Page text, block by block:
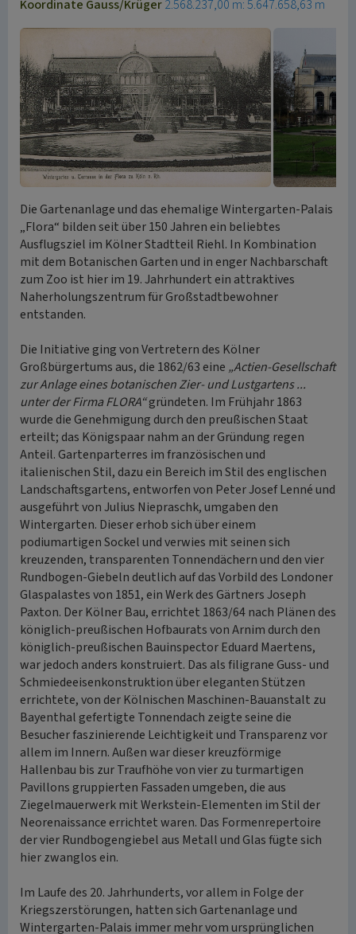
Koordinate Gauss/Krüger2.568.237,00 m: 5.647.658,63 m
Die Gartenanlage und das ehemalige Wintergarten-Palais
„Flora“ bilden seit über 150 Jahren ein beliebtes
Ausflugsziel im Kölner Stadtteil Riehl. In Kombination
mit dem Botanischen Garten und in enger Nachbarschaft
zum Zoo ist hier im 19. Jahrhundert ein attraktives
Naherholungszentrum für Großstadtbewohner
entstanden.
Die Initiative ging von Vertretern des Kölner
Großbürgertums aus, die 1862/63 eine „Actien-Gesellschaft
zur Anlage eines botanischen Zier- und Lustgartens ...
unter der Firma FLORA“gründeten. Im Frühjahr 1863
wurde die Genehmigung durch den preußischen Staat
erteilt; das Königspaar nahm an der Gründung regen
Anteil. Gartenparterres im französischen und
italienischen Stil, dazu ein Bereich im Stil des englischen
Landschaftsgartens, entworfen von Peter Josef Lenné und
ausgeführt von Julius Niepraschk, umgaben den
Wintergarten. Dieser erhob sich über einem
podiumartigen Sockel und verwies mit seinen sich
kreuzenden, transparenten Tonnendächern und den vier
Rundbogen-Giebeln deutlich auf das Vorbild des Londoner
Glaspalastes von 1851, ein Werk des Gärtners Joseph
Paxton. Der Kölner Bau, errichtet 1863/64 nach Plänen des
königlich-preußischen Hofbaurats von Arnim durch den
königlich-preußischen Bauinspector Eduard Maertens,
war jedoch anders konstruiert. Das als filigrane Guss- und
Schmiedeeisenkonstruktion über eleganten Stützen
errichtete, von der Kölnischen Maschinen-Bauanstalt zu
Bayenthal gefertigte Tonnendach zeigte seine die
Besucher faszinierende Leichtigkeit und Transparenz vor
allem im Innern. Außen war dieser kreuzförmige
Hallenbau bis zur Traufhöhe von vier zu turmartigen
Pavillons gruppierten Fassaden umgeben, die aus
Ziegelmauerwerk mit Werkstein-Elementen im Stil der
Neorenaissance errichtet waren. Das Formenrepertoire
der vier Rundbogengiebel aus Metall und Glas fügte sich
hier zwanglos ein.
Im Laufe des 20. Jahrhunderts, vor allem in Folge der
Kriegszerstörungen, hatten sich Gartenanlage und
Wintergarten-Palais immer mehr vom ursprünglichen